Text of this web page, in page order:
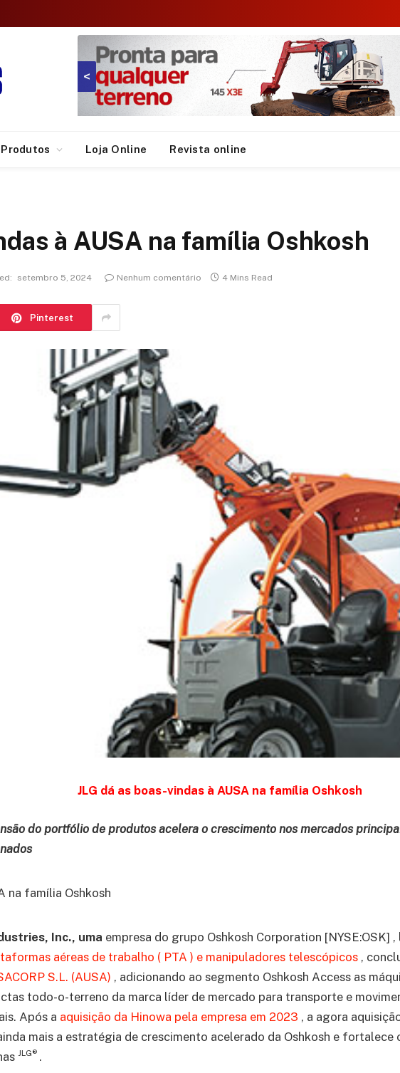
<
Produtos Loja Online Revista online
à AUSA na família Oshkosh
setembro 5, 2024 Nenhum comentário 4 Mins Read
Pinterest
JLG dá as boas-vindas à AUSA na família Oshkosh
do portfólio de produtos acelera o crescimento nos mercados
Inc., uma empresa do grupo Oshkosh Corporation [NYSE:OSK]
aéreas de trabalho ( PTA ) e manipuladores telescópicos ,
S.L. (AUSA) , adicionando ao segmento Oshkosh Access as
todo-o-terreno da marca líder de mercado para transporte e
Após a aquisição da Hinowa pela empresa em 2023 , a agora
mais a estratégia de crescimento acelerado da Oshkosh e
JLG® .